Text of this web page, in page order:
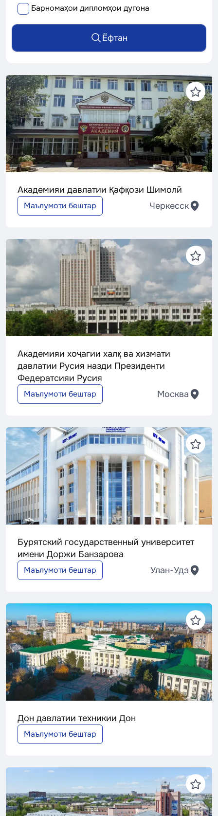
Барномаҳои дипломҳои дугона
Ёфтан
Академияи давлатии Қафқози Шимолӣ
Маълумоти бештар Черкесск
Академияи хоҷагии халқ ва хизмати
давлатии Русия назди Президенти
Федератсияи Русия
Маълумоти бештар Москва
Бурятский государственный университет
имени Доржи Банзарова
Маълумоти бештар Улан-Удэ
Дон давлатии техникии Дон
Маълумоти бештар